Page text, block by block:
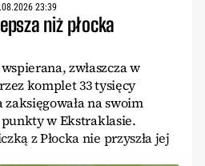
23:39
niż płocka
zwłaszcza w
komplet 33 tysięcy
na swoim
w Ekstraklasie.
z Płocka nie przyszła jej